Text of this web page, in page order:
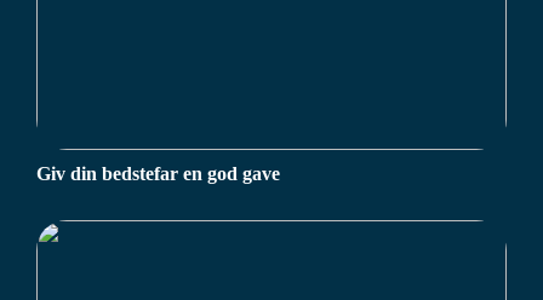
Giv din bedstefar en god gave